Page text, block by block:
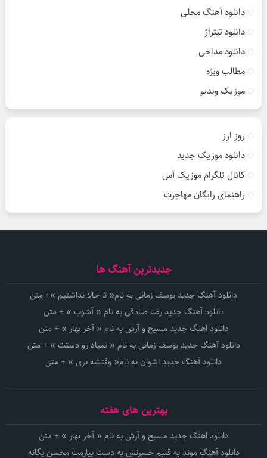
دانلود آهنگ محلی
دانلود تیتراژ
دانلود مداحی
مطالب ویژه
موزیک ویدیو
روز ارز
دانلود موزیک جدید
کانال تلگرام موزیک آس
راهنمای رایگان مهاجرت
جدیدترین آهنگ ها
دانلود آهنگ جدید یوسف زمانی به نام« تا حالا نداشتیم »+ متن
دانلود آهنگ جدید رضا صادقی به نام « آشوب » + متن
دانلود اهنگ جدید مسیح و آرش به نام « آخر بهار » + متن
دانلود آهنگ جدید یوسف زمانی به نام « نمیاد رو دستت » + متن
دانلود آهنگ جدید اشوان به نام« وقتشه بری » + متن
بهترین های هفته
دانلود اهنگ جدید مسیح و آرش به نام « آخر بهار » + متن
دانلود آهنگ موند به قلبم حسرتش به دست بیارمت محسن یگانه